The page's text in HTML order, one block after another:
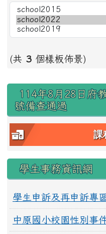
(共 3 個樣板佈景)
右邊區域內容
114年8月28日府
號備查通過
課
學生事務資訊網
學生申訴及再申訴專
中原國小校園性別事